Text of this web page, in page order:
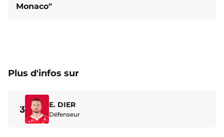
Monaco"
Plus d'infos sur
3 E. DIER
Défenseur